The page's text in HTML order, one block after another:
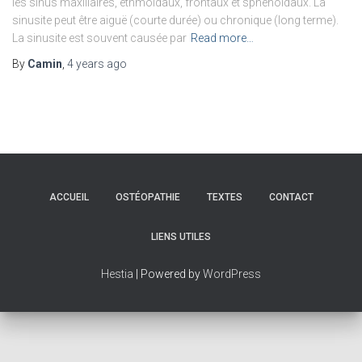
sinusite peut être aiguë (courte durée) ou chronique (long terme).
La sinusite est souvent causée par Read more…
By Camin 4 years ago
ACCUEIL OSTÉOPATHIE TEXTES CONTACT
LIENS UTILES
Hestia | Powered byWordPress